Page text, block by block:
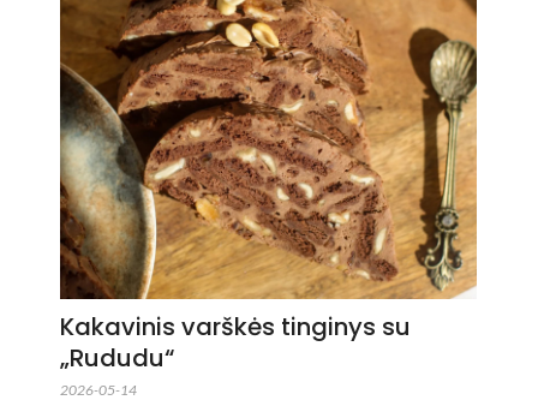
Kakavinis varškės tinginys su
„Rududu“
2026-05-14